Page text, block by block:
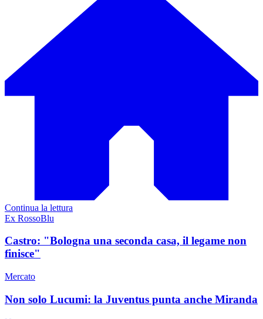
Continua la lettura
Ex RossoBlu
Castro: "Bologna una seconda casa, il legame non
finisce"
Mercato
Non solo Lucumi: la Juventus punta anche Miranda